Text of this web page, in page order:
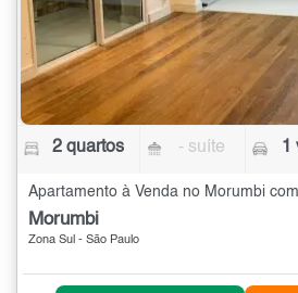
2 quartos - suíte 1
Apartamento à Venda no Morumbi
Morumbi
Zona Sul - São Paulo